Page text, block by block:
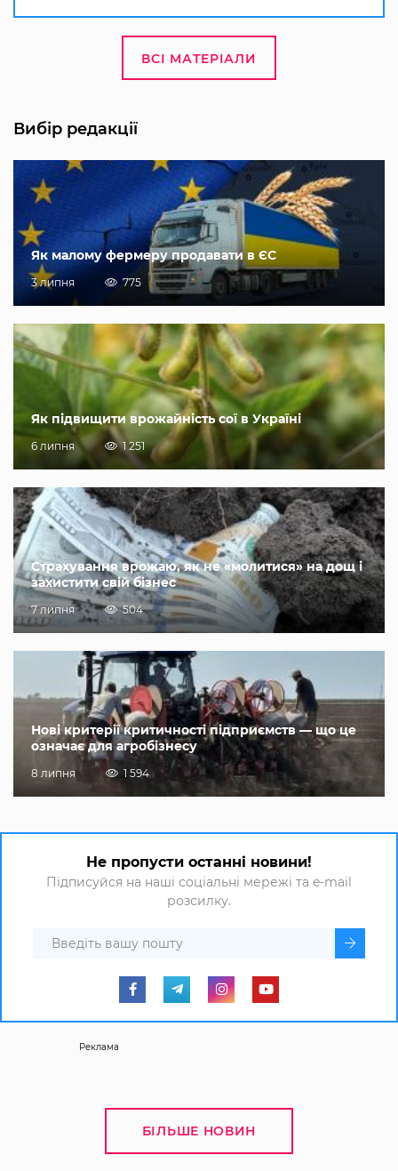
ВСІ МАТЕРІАЛИ
Вибір редакції
Як малому фермеру продавати в ЄС
3 липня 775
Як підвищити врожайність сої в Україні
6 липня 1 251
Страхування врожаю, як не «молитися» на дощ і
захистити свій бізнес
7 липня 504
Нові критерії критичності підприємств — що це
означає для агробізнесу
8 липня 1 594
Не пропусти останні новини!
Підписуйся на наші соціальні мережі та e-mail
розсилку.
Реклама
БІЛЬШЕ НОВИН